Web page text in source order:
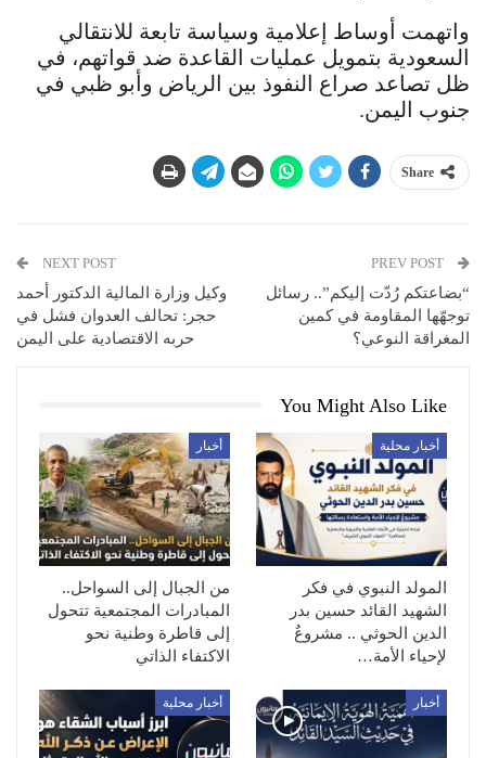
واتهمت أوساط إعلامية وسياسة تابعة للانتقالي
السعودية بتمويل عمليات القاعدة ضد قواتهم، في
ظل تصاعد صراع النفوذ بين الرياض وأبو ظبي في
جنوب اليمن.
Share
“بضاعتكم رُدّت إليكم”.. رسائل
توجهّها المقاومة في كمين
المغراقة النوعي؟
NEXT POST
وكيل وزارة المالية الدكتور أحمد
حجر: تحالف العدوان فشل في
حربه الاقتصادية على اليمن
You Might Also Like
أخبار محلية
المولد النبوي في فكر
الشهيد القائد حسين بدر
الدين الحوثي .. مشروعٌ
لإحياء الأمة…
أخبار
من الجبال إلى السواحل..
المبادرات المجتمعية تتحول
إلى قاطرة وطنية نحو
الاكتفاء الذاتي
أخبار أخبار محلية